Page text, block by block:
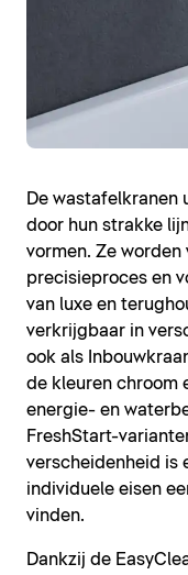
De wastafelkranen
door hun strakke
vormen. Ze
precisieproces en
van luxe en
verkrijgbaar in
ook als
de kleuren chroom
energie- en
FreshStart-
verscheidenheid is
individuele eisen
vinden.
Dankzij de